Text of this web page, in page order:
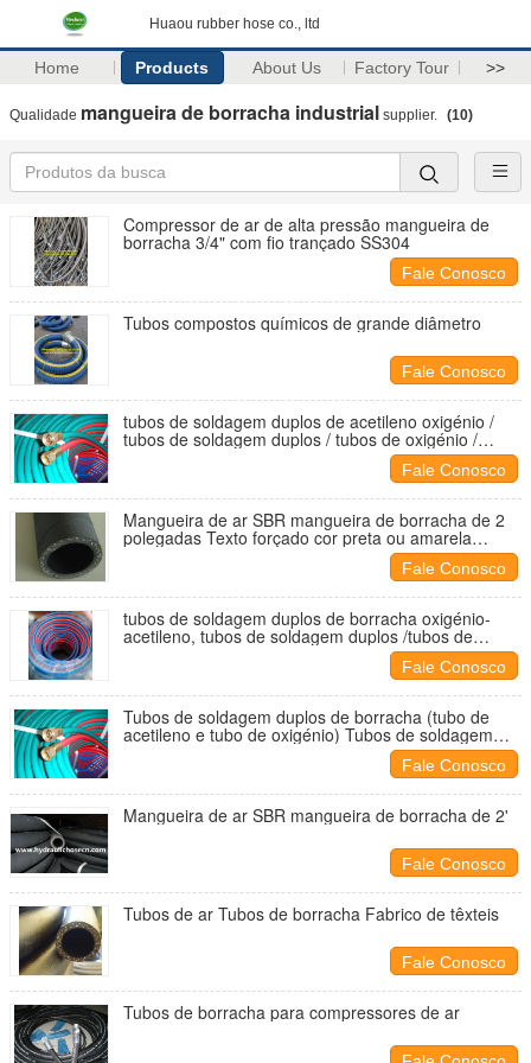
Huaou rubber hose co., ltd
Home Products About Us Factory Tour >>
Qualidade mangueira de borracha industrial supplier. (10)
Compressor de ar de alta pressão mangueira de
borracha 3/4" com fio trançado SS304
Fale Conosco
Tubos compostos químicos de grande diâmetro
Fale Conosco
tubos de soldagem duplos de acetileno oxigénio /
tubos de soldagem duplos / tubos de oxigénio /
tubos de acetileno / tubos de soldagem
Fale Conosco
Mangueira de ar SBR mangueira de borracha de 2
polegadas Texto forçado cor preta ou amarela
Fale Conosco
tubos de soldagem duplos de borracha oxigénio-
acetileno, tubos de soldagem duplos /tubos de
oxigénio /tubos de acetileno,6mm tubos de
Fale Conosco
Tubos de soldagem duplos de borracha (tubo de
acetileno e tubo de oxigénio) Tubos de soldagem
Fale Conosco
Mangueira de ar SBR mangueira de borracha de 2'
Fale Conosco
Tubos de ar Tubos de borracha Fabrico de têxteis
Fale Conosco
Tubos de borracha para compressores de ar